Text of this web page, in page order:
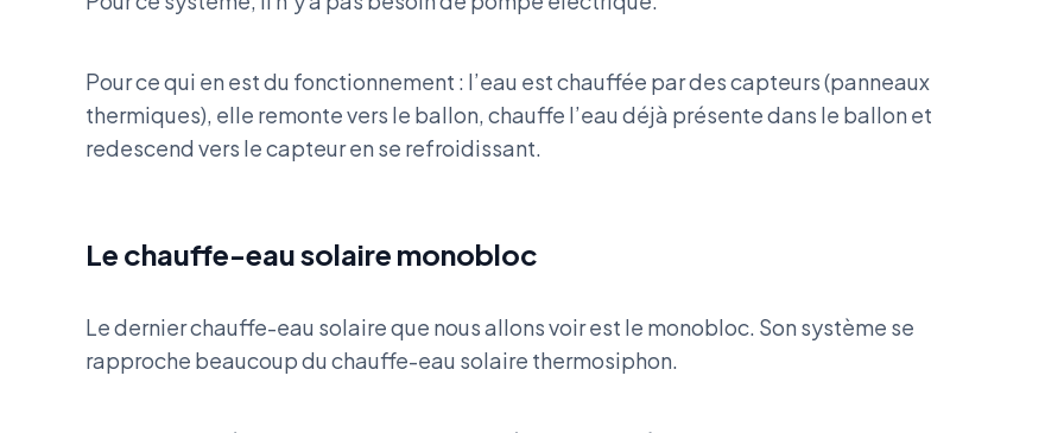
Pour ce qui en est du fonctionnement : l’eau est chauffée par des capteurs (panneaux
thermiques), elle remonte vers le ballon, chauffe l’eau déjà présente dans le ballon et
redescend vers le capteur en se refroidissant.
Le chauffe-eau solaire monobloc
Le dernier chauffe-eau solaire que nous allons voir est le monobloc. Son système se
rapproche beaucoup du chauffe-eau solaire thermosiphon.